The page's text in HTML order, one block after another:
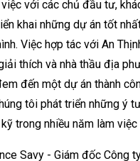
với các chủ đầu tư,
khai những dự án tốt
Việc hợp tác với An
thích và nhà thầu địa
đến một dự án thành
tôi phát triển những ý
trong nhiều năm làm